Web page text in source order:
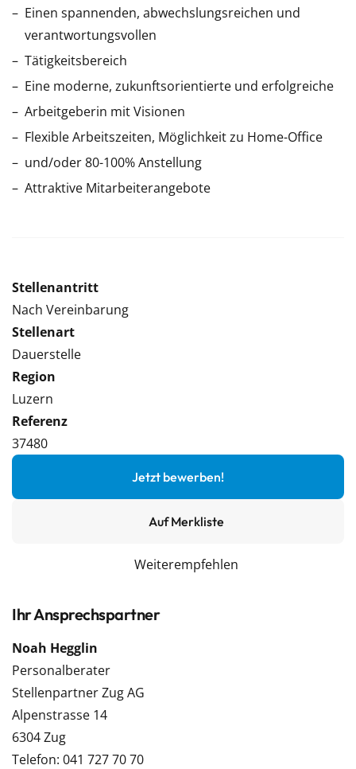
Einen spannenden, abwechslungsreichen und
verantwortungsvollen
Tätigkeitsbereich
Eine moderne, zukunftsorientierte und erfolgreiche
Arbeitgeberin mit Visionen
Flexible Arbeitszeiten, Möglichkeit zu Home-Office
und/oder 80-100% Anstellung
Attraktive Mitarbeiterangebote
Stellenantritt
Nach Vereinbarung
Stellenart
Dauerstelle
Region
Luzern
Referenz
37480
Jetzt bewerben!
Auf Merkliste
Weiterempfehlen
Ihr Ansprechspartner
Noah Hegglin
Personalberater
Stellenpartner Zug AG
Alpenstrasse 14
6304 Zug
Telefon: 041 727 70 70